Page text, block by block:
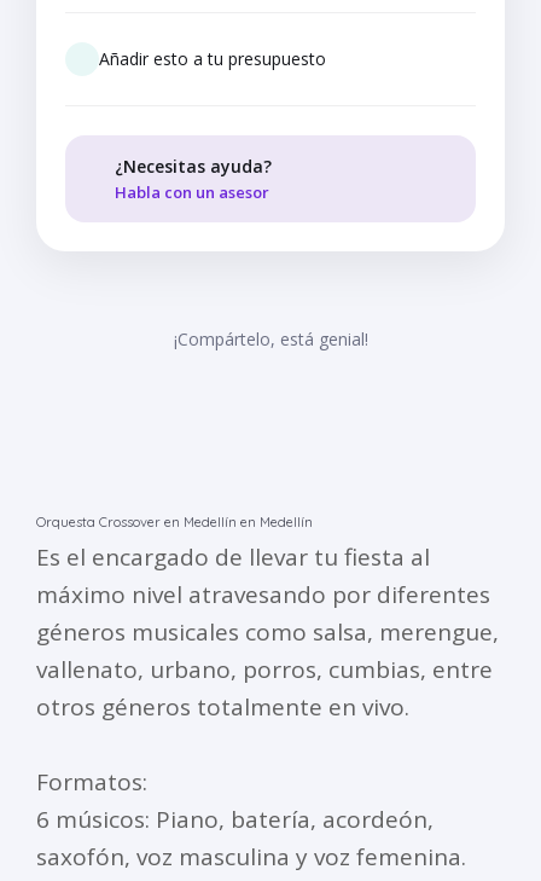
Añadir esto a tu presupuesto
¿Necesitas ayuda?
Habla con un asesor
¡Compártelo, está genial!
Orquesta Crossover en Medellín en Medellín
Es el encargado de llevar tu fiesta al
máximo nivel atravesando por diferentes
géneros musicales como salsa, merengue,
vallenato, urbano, porros, cumbias, entre
otros géneros totalmente en vivo.
Formatos:
6 músicos: Piano, batería, acordeón,
saxofón, voz masculina y voz femenina.